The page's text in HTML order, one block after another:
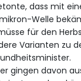
dass mit
Welle
für den
Varianten zu
gingen davon